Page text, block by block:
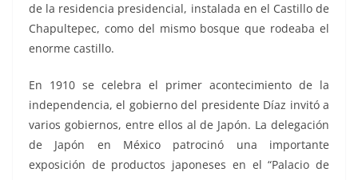
de la residencia presidencial, instalada en el Castillo de
Chapultepec, como del mismo bosque que rodeaba el
enorme castillo.
En 1910 se celebra el primer acontecimiento de la
independencia, el gobierno del presidente Díaz invitó a
varios gobiernos, entre ellos al de Japón. La delegación
de Japón en México patrocinó una importante
exposición de productos japoneses en el “Palacio de